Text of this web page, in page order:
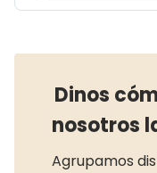
Dinos
nosotros
Agrupamos